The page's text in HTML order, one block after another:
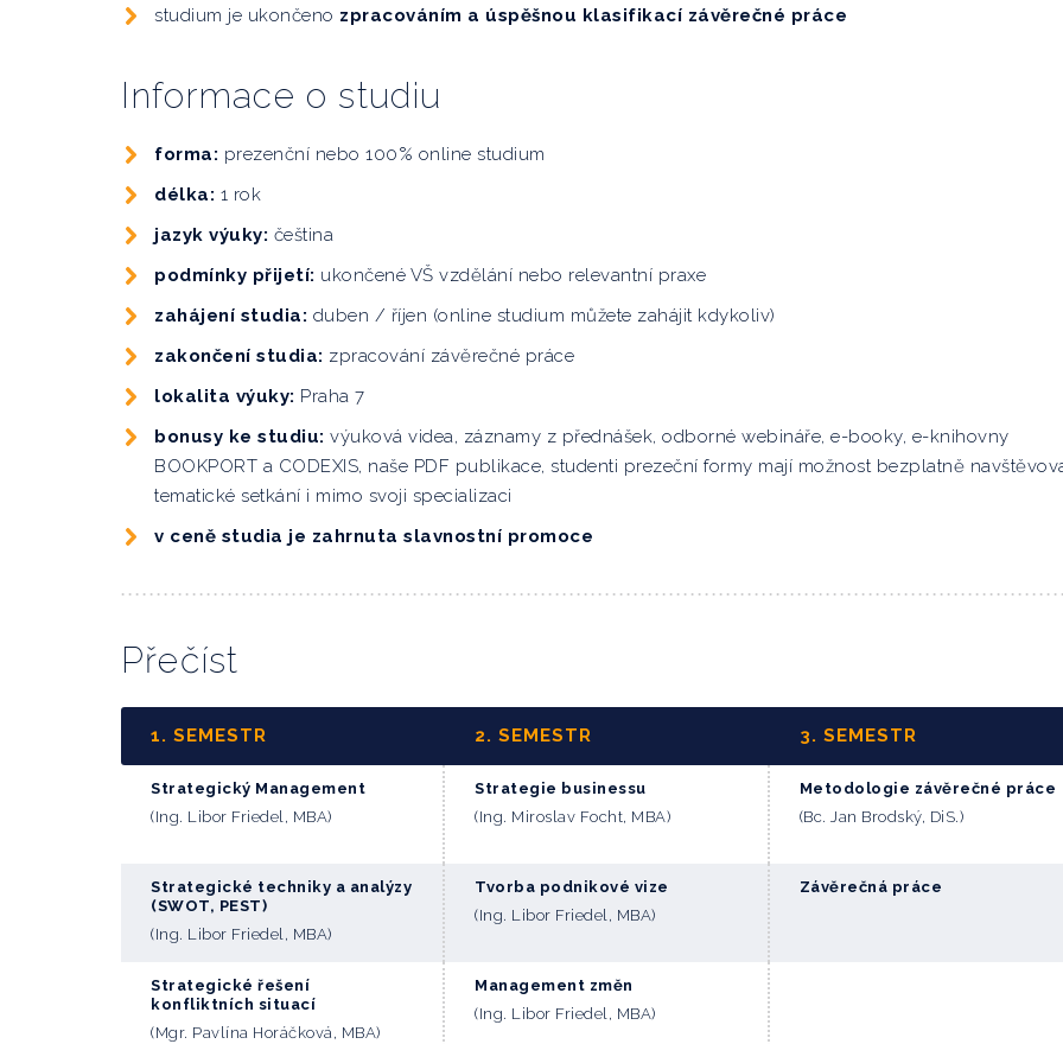
studium je ukončeno zpracováním a úspěšnou klasifikací závěrečné práce
Informace o studiu
forma: prezenční nebo 100% online studium
délka: 1 rok
jazyk výuky: čeština
podmínky přijetí: ukončené VŠ vzdělání nebo relevantní praxe
zahájení studia: duben / říjen (online studium můžete zahájit kdykoliv)
zakončení studia: zpracování závěrečné práce
lokalita výuky: Praha 7
bonusy ke studiu: výuková videa, záznamy z přednášek, odborné webináře, e-booky, e-knihovny
BOOKPORT a CODEXIS, naše PDF publikace, studenti prezeční formy mají možnost bezplatně
tematické setkání i mimo svoji specializaci
v ceně studia je zahrnuta slavnostní promoce
Přečíst
1. SEMESTR
Strategický Management
(Ing. Libor Friedel, MBA)
Strategické techniky a analýzy
(SWOT, PEST)
(Ing. Libor Friedel, MBA)
Strategické řešení
konfliktních situací
(Mgr. Pavlína Horáčková, MBA)
2. SEMESTR
Strategie businessu
(Ing. Miroslav Focht, MBA)
Tvorba podnikové vize
(Ing. Libor Friedel, MBA)
Management změn
(Ing. Libor Friedel, MBA)
3. SEMESTR
Metodologie závěrečné práce
(Bc. Jan Brodský, DiS.)
Závěrečná práce